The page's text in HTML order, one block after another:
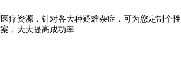
疗资源，针对各大种疑难杂症，可为您定制个性
，大大提高成功率